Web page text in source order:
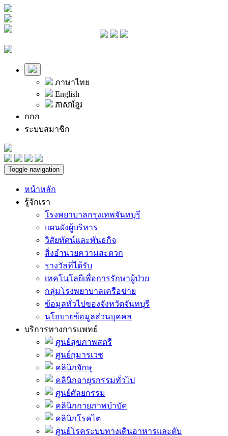
ภาษาไทย
English
ភាសាខ្មែរ
กกก
ระบบสมาชิก
Toggle navigation
หน้าหลัก
รู้จักเรา
โรงพยาบาลกรุงเทพจันทบุรี
แผนผังผู้บริหาร
วิสัยทัศน์และพันธกิจ
สิ่งอำนวยความสะดวก
รางวัลที่ได้รับ
เทคโนโลยีเพื่อการรักษาผู้ป่วย
กลุ่มโรงพยาบาลเครือข่าย
ข้อมูลทั่วไปของจังหวัดจันทบุรี
นโยบายข้อมูลส่วนบุคคล
บริการทางการแพทย์
ศูนย์สุขภาพสตรี
ศูนย์กุมารเวช
คลินิกจักษุ
คลินิกอายุรกรรมทั่วไป
ศูนย์ศัลยกรรม
คลินิกกายภาพบำบัด
คลินิกโรคไต
ศูนย์โรคระบบทางเดินอาหารและตับ